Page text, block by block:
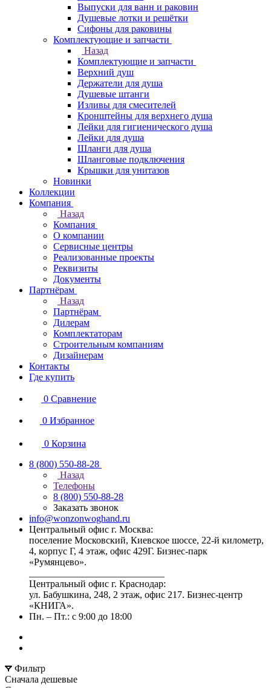
Выпуски для ванн и раковин
Душевые лотки и решётки
Сифоны для раковины
Комплектующие и запчасти
Назад
Комплектующие и запчасти
Верхний душ
Держатели для душа
Душевые штанги
Изливы для смесителей
Кронштейны для верхнего душа
Лейки для гигиенического душа
Лейки для душа
Шланги для душа
Шланговые подключения
Крышки для унитазов
Новинки
Коллекции
Компания
Назад
Компания
О компании
Сервисные центры
Реализованные проекты
Реквизиты
Документы
Партнёрам
Назад
Партнёрам
Дилерам
Комплектаторам
Строительным компаниям
Дизайнерам
Контакты
Где купить
0 Сравнение
0 Избранное
0 Корзина
8 (800) 550-88-28
Назад
Телефоны
8 (800) 550-88-28
Заказать звонок
info@wonzonwoghand.ru
Центральный офис г. Москва:
поселение Московский, Киевское шоссе, 22-й километр,
4, корпус Г, 4 этаж, офис 429Г. Бизнес-парк
«Румянцево».
Центральный офис г. Краснодар:
ул. Бабушкина, 248, 2 этаж, офис 217. Бизнес-центр
«КНИГА».
Пн. – Пт.: с 9:00 до 18:00
Фильтр
Сначала дешевые